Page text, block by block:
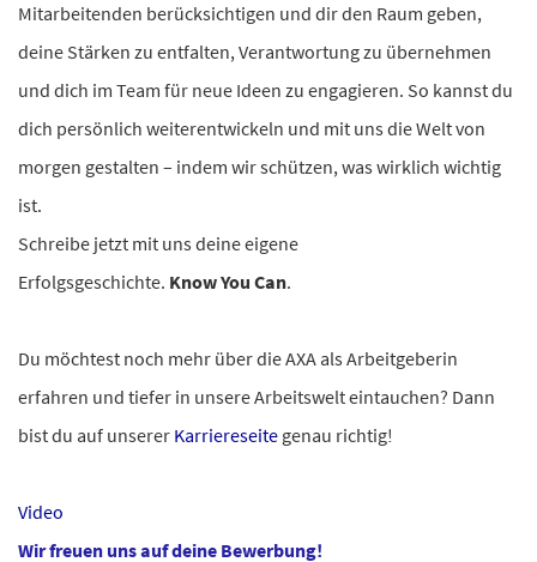
Mitarbeitenden berücksichtigen und dir den Raum geben,
deine Stärken zu entfalten, Verantwortung zu übernehmen
und dich im Team für neue Ideen zu engagieren. So kannst du
dich persönlich weiterentwickeln und mit uns die Welt von
morgen gestalten – indem wir schützen, was wirklich wichtig
ist.
Schreibe jetzt mit uns deine eigene
Erfolgsgeschichte. Know You Can.
Du möchtest noch mehr über die AXA als Arbeitgeberin
erfahren und tiefer in unsere Arbeitswelt eintauchen? Dann
bist du auf unserer Karriereseite genau richtig!
Video
Wir freuen uns auf deine Bewerbung!